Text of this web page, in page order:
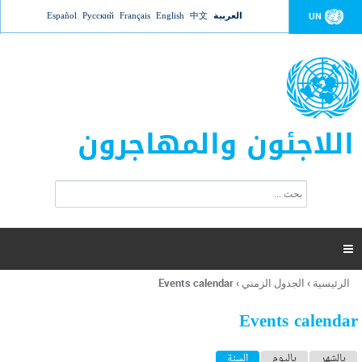
Jump to navigation UN العربية 中文
English
Français
Русский
Español
اللاجئون والمهاجرون
ت
ر
ل
ح
ب

أنت
هنا
الرئيسية › الجدول الزمني ›
Events calendar
Events calendar